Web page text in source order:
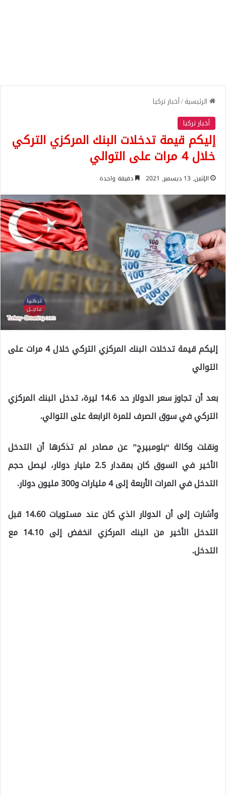
الرئيسية/أخبار تركيا
أخبار تركيا
إليكم قيمة تدخلات البنك المركزي التركي
خلال 4 مرات على التوالي
الإثنين, 13 ديسمبر, 2021 دقيقة واحدة
إليكم قيمة تدخلات البنك المركزي التركي خلال 4 مرات على
التوالي
بعد أن تجاوز سعر الدولار حد 14.6 ليرة، تدخل البنك المركزي
التركي في سوق الصرف للمرة الرابعة على التوالي.
ونقلت وكالة “بلومبيرج” عن مصادر لم تذكرها أن التدخل
الأخير في السوق كان بمقدار 2.5 مليار دولار، ليصل حجم
التدخل في المرات الأربعة إلى 4 مليارات و300 مليون دولار.
وأشارت إلى أن الدولار الذي كان عند مستويات 14.60 قبل
التدخل الأخير من البنك المركزي انخفض إلى 14.10 مع
التدخل.